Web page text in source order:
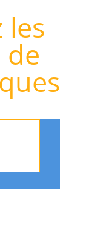
les
de